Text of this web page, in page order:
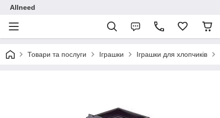
Allneed
Товари та послуги Іграшки Іграшки для хлопчиків